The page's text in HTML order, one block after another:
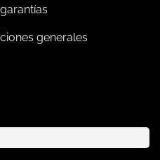
generales